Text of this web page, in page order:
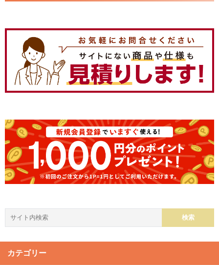
カテゴリー